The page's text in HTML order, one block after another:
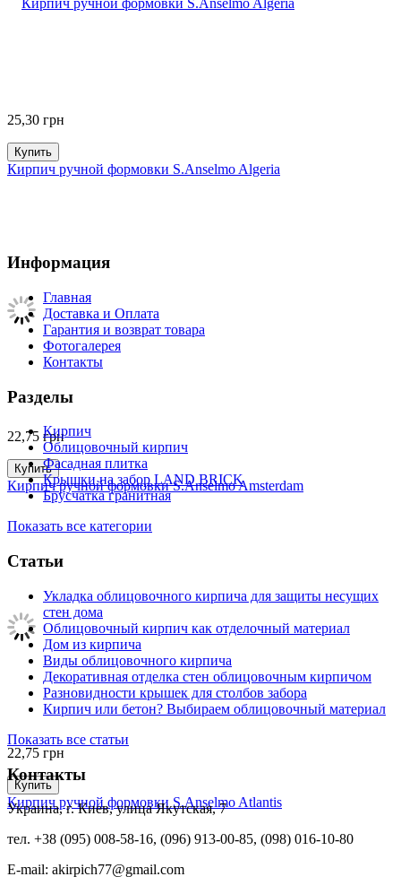
25,30 грн
Купить
Кирпич ручной формовки S.Anselmo Algeria
22,75 грн
Купить
Кирпич ручной формовки S.Anselmo Amsterdam
22,75 грн
Купить
Кирпич ручной формовки S.Anselmo Atlantis
Информация
Главная
Доставка и Оплата
Гарантия и возврат товара
Фотогалерея
Контакты
Разделы
Кирпич
Облицовочный кирпич
Фасадная плитка
Крышки на забор LAND BRICK
Брусчатка гранитная
Показать все категории
Статьи
Укладка облицовочного кирпича для защиты несущих
стен дома
Облицовочный кирпич как отделочный материал
Дом из кирпича
Виды облицовочного кирпича
Декоративная отделка стен облицовочным кирпичом
Разновидности крышек для столбов забора
Кирпич или бетон? Выбираем облицовочный материал
Показать все статьи
Контакты
Украина, г. Киев, улица Якутская, 7
тел. +38 (095) 008-58-16, (096) 913-00-85, (098) 016-10-80
E-mail: akirpich77@gmail.com